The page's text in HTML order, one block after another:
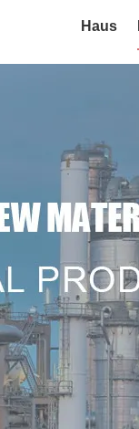
Haus